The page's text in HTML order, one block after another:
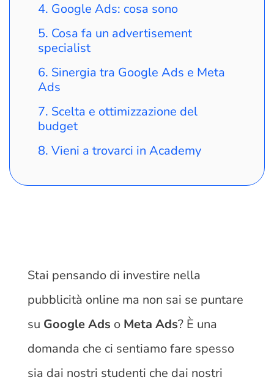
Google Ads: cosa sono
Cosa fa un advertisement
specialist
Sinergia tra Google Ads e Meta
Ads
Scelta e ottimizzazione del
budget
Vieni a trovarci in Academy
Stai pensando di investire nella
pubblicità online ma non sai se puntare
su Google Ads o Meta Ads? È una
domanda che ci sentiamo fare spesso
sia dai nostri studenti che dai nostri